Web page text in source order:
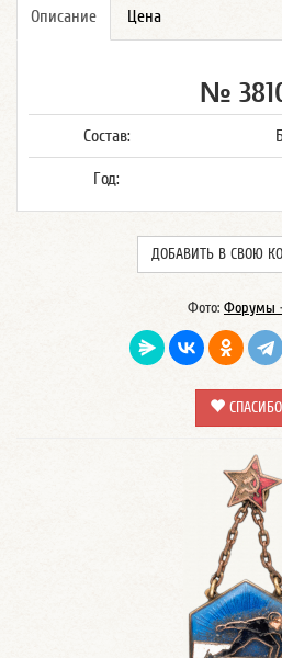
Описание Цена
№
Состав:
Год:
ДОБАВИТЬ В СВОЮ
Фото: Форумы
СПАСИБО